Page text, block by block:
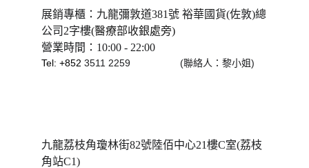
展銷專櫃：九龍彌敦道381號 裕華國貨(佐敦)總
公司2字樓(醫療部收銀處旁)
Tel: +852 3511 2259                  (聯絡人：黎小姐)
九龍荔枝角瓊林街82號陸佰中心21樓C室(荔枝
角站C1)
營業時間：10:00 - 22:00